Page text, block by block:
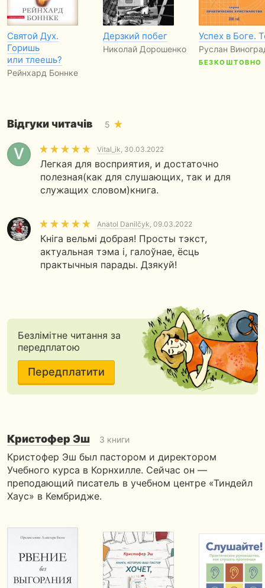
Святой Дух.
Горишь
или тлеешь?
Рейнхард Боннке
Дерзкий побег
Николай Дорошенко
Успех в Боге.
Руслан
БЕЗКОШТОВНО
Відгуки читачів 5
Vital_ik, 30.03.2022
Легкая для восприятия, и достаточно
полезная(как для слушающих, так и для
служащих словом)книга.
Anatol Danilčyk, 09.03.2022
Кніга вельмі добрая! Просты тэкст,
актуальная тэма і, галоўнае, ёсць
практычныя парады. Дзякуй!
Безлімітне читання за
передплатою
Передплатити
Кристофер Эш 3 книги
Кристофер Эш был пастором и директором
Учебного курса в Корн­хилле. Сейчас он —
преподающий писатель в учебном центре «Тин­дейл
Хаус» в Кембридже.